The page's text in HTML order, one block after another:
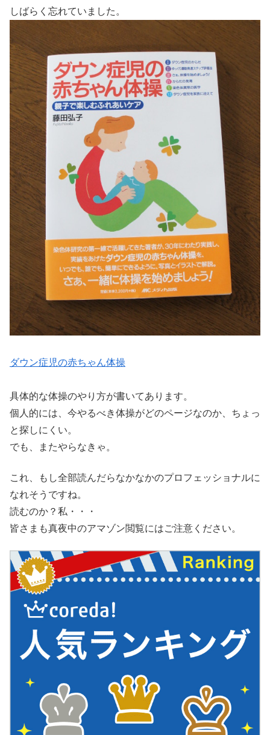
しばらく忘れていました。
ダウン症児の赤ちゃん体操
具体的な体操のやり方が書いてあります。
個人的には、今やるべき体操がどのページなのか、ちょっ
と探しにくい。
でも、またやらなきゃ。
これ、もし全部読んだらなかなかのプロフェッショナルに
なれそうですね。
読むのか？私・・・
皆さまも真夜中のアマゾン閲覧にはご注意ください。